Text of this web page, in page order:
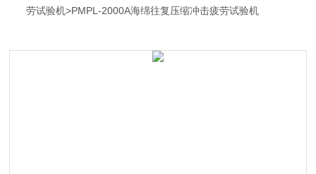
劳试验机>PMPL-2000A海绵往复压缩冲击疲劳试验机